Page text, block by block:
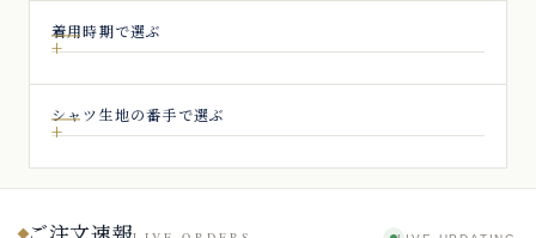
着用時期で選ぶ
シャツ生地の番手で選ぶ